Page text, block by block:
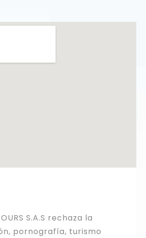
S.A.S rechaza la
pornografía, turismo